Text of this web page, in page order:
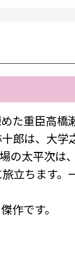
た重臣高橋
郎は、大学
の太平次は
立ちます。
作です。